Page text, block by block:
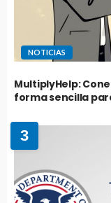
NOTICIAS
MultiplyHelp:
forma sencilla
3